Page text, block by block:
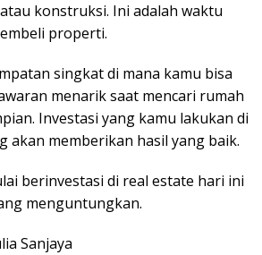
konstruksi. Ini adalah waktu
properti.
singkat di mana kamu bisa
menarik saat mencari rumah
Investasi yang kamu lakukan di
akan memberikan hasil yang baik.
berinvestasi di real estate hari ini
menguntungkan.
Sanjaya